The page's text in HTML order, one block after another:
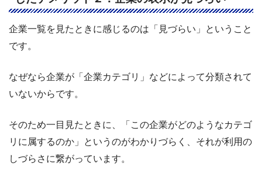
企業一覧を見たときに感じるのは「見づらい」ということ
です。
なぜなら企業が「企業カテゴリ」などによって分類されて
いないからです。
そのため一目見たときに、「この企業がどのようなカテゴ
リに属するのか」というのがわかりづらく、それが利用の
しづらさに繋がっています。